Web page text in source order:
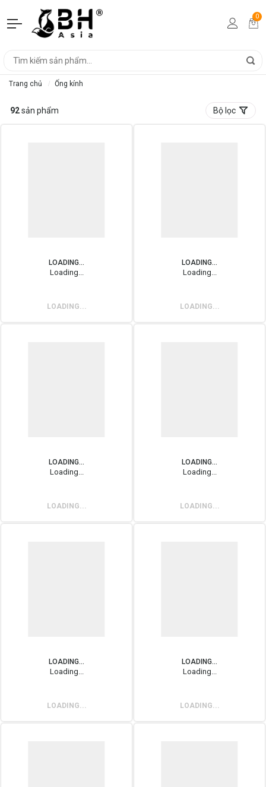
0
Trang chủ Ống kính
92sản phẩm Bộ lọc
LOADING...
Loading...
LOADING...
LOADING...
Loading...
LOADING...
LOADING...
Loading...
LOADING...
LOADING...
Loading...
LOADING...
LOADING...
Loading...
LOADING...
LOADING...
Loading...
LOADING...